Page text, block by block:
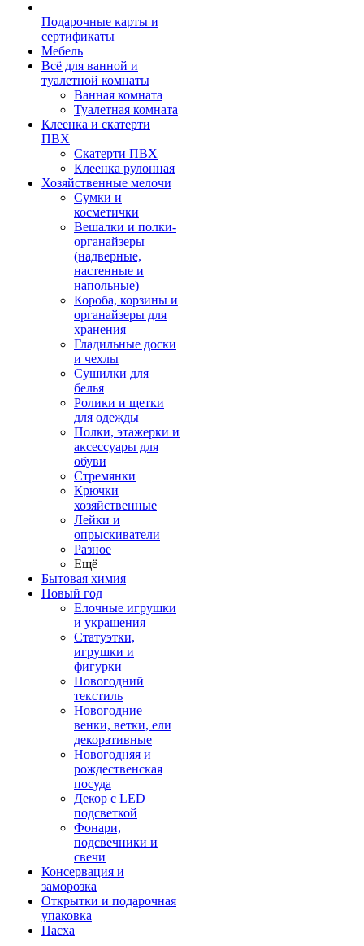
Подарочные карты и
сертификаты
Мебель
Всё для ванной и
туалетной комнаты
Ванная комната
Туалетная комната
Клеенка и скатерти
ПВХ
Скатерти ПВХ
Клеенка рулонная
Хозяйственные мелочи
Сумки и
косметички
Вешалки и полки-
органайзеры
(надверные,
настенные и
напольные)
Короба, корзины и
органайзеры для
хранения
Гладильные доски
и чехлы
Сушилки для
белья
Ролики и щетки
для одежды
Полки, этажерки и
аксессуары для
обуви
Стремянки
Крючки
хозяйственные
Лейки и
опрыскиватели
Разное
Ещё
Бытовая химия
Новый год
Елочные игрушки
и украшения
Статуэтки,
игрушки и
фигурки
Новогодний
текстиль
Новогодние
венки, ветки, ели
декоративные
Новогодняя и
рождественская
посуда
Декор с LED
подсветкой
Фонари,
подсвечники и
свечи
Консервация и
заморозка
Открытки и подарочная
упаковка
Пасха